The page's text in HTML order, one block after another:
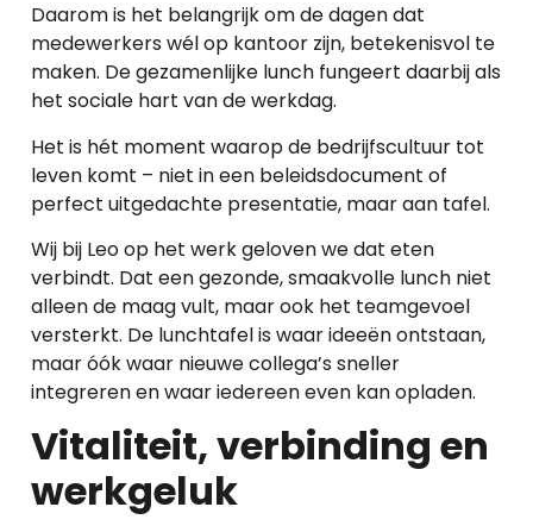
Daarom is het belangrijk om de dagen dat
medewerkers wél op kantoor zijn, betekenisvol te
maken. De gezamenlijke lunch fungeert daarbij als
het sociale hart van de werkdag.
Het is hét moment waarop de bedrijfscultuur tot
leven komt – niet in een beleidsdocument of
perfect uitgedachte presentatie, maar aan tafel.
Wij bij Leo op het werk geloven we dat eten
verbindt. Dat een gezonde, smaakvolle lunch niet
alleen de maag vult, maar ook het teamgevoel
versterkt. De lunchtafel is waar ideeën ontstaan,
maar óók waar nieuwe collega’s sneller
integreren en waar iedereen even kan opladen.
Vitaliteit, verbinding en
werkgeluk